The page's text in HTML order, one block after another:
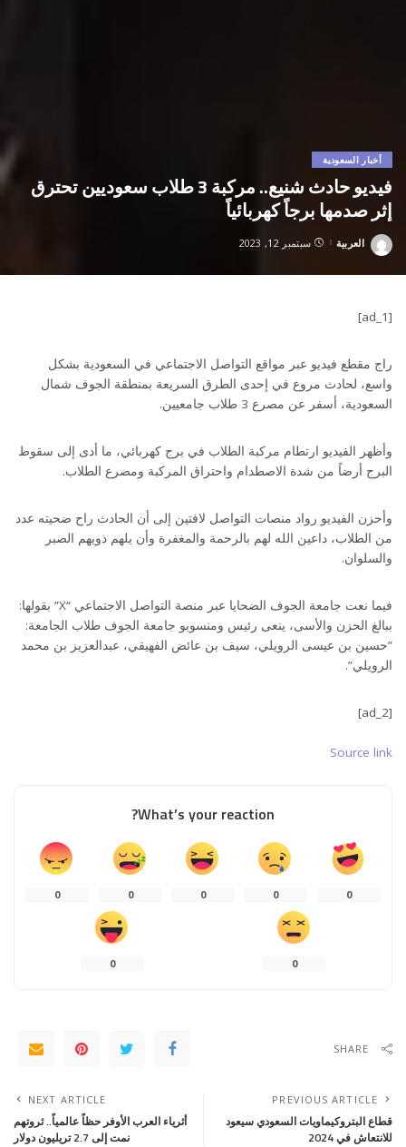
أخبار السعودية
فيديو حادث شنيع.. مركبة 3 طلاب سعوديين تحترق
إثر صدمها برجاً كهربائياً
Posted
العربية سبتمبر 12, 2023
[ad_1]
راج مقطع فيديو عبر مواقع التواصل الاجتماعي في السعودية بشكل
واسع، لحادث مروع في إحدى الطرق السريعة بمنطقة الجوف شمال
السعودية، أسفر عن مصرع 3 طلاب جامعيين.
وأظهر الفيديو ارتطام مركبة الطلاب في برج كهربائي، ما أدى إلى سقوط
البرج أرضاً من شدة الاصطدام واحتراق المركبة ومصرع الطلاب.
وأحزن الفيديو رواد منصات التواصل لافتين إلى أن الحادث راح ضحيته عدد
من الطلاب، داعين الله لهم بالرحمة والمغفرة وأن يلهم ذويهم الصبر
والسلوان.
فيما نعت جامعة الجوف الضحايا عبر منصة التواصل الاجتماعي “X” بقولها:
ببالغ الحزن والأسى، ينعى رئيس ومنسوبو ‫جامعة الجوف‬ طلاب الجامعة:
‏”حسين بن عيسى الرويلي، ‏سيف بن عائض الفهيقي، ‏عبدالعزيز بن محمد
الرويلي”‏.
[ad_2]
Source link
What’s your reaction?
0
0
0
0
0
0
0
SHARE
PREVIOUS ARTICLE
قطاع البتروكيماويات السعودي سيعود
للانتعاش في 2024
NEXT ARTICLE
أثرياء العرب الأوفر حظاً عالمياً.. ثروتهم
نمت إلى 2.7 تريليون دولار